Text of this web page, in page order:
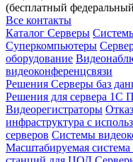
(бесплатный
Все контакты
Каталог Серверы
Суперкомпьютеры
оборудование
видеоконференцсвязи
Решения Серверы баз
Решения для сервера 1С
Видеорегистраторы
инфраструктура с
серверов Системы
Масштабируемая система